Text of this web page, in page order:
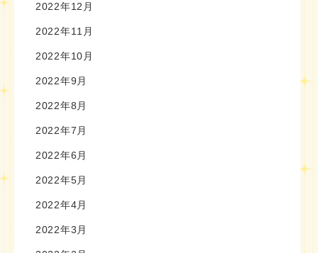
2022年12月
2022年11月
2022年10月
2022年9月
2022年8月
2022年7月
2022年6月
2022年5月
2022年4月
2022年3月